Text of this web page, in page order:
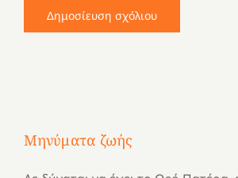
Μηνύματα ζωής